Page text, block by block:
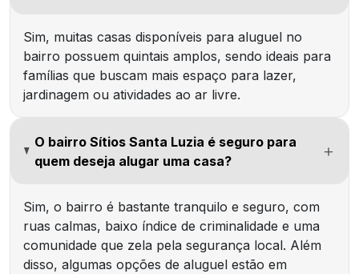
Sim, muitas casas disponíveis para aluguel no
bairro possuem quintais amplos, sendo ideais para
famílias que buscam mais espaço para lazer,
jardinagem ou atividades ao ar livre.
O bairro Sítios Santa Luzia é seguro para
quem deseja alugar uma casa?
Sim, o bairro é bastante tranquilo e seguro, com
ruas calmas, baixo índice de criminalidade e uma
comunidade que zela pela segurança local. Além
disso, algumas opções de aluguel estão em